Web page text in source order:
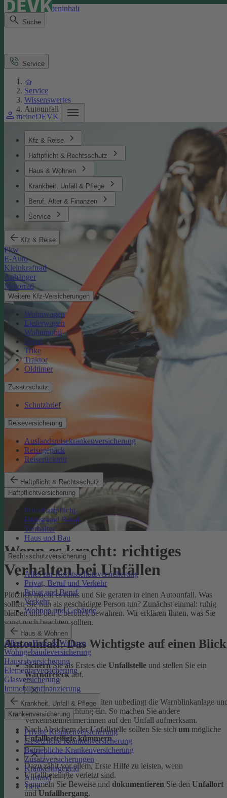
Direkt zum Seiteninhalt
Suche
meineDEVK
Kfz & Reise
Haftpflicht & Rechtsschutz
Haus & Wohnen
Krankheit, Unfall & Pflege
Beruf, Alter & Finanzen
Service
Kfz & Reise
Pkw
E-Auto
Kleinkraftrad
Anhänger
Motorrad
Weitere Kfz-Versicherungen
Wohnwagen
Lieferwagen
Wohnmobil
Quad
Trike
Traktor
Oldtimer
Zusatzschutz
Schutzbrief
Reiseversicherung
Auslandsreisekrankenversicherung
Reisegepäck
Reiserücktritt
Haftpflicht & Rechtsschutz
Haftpflichtversicherung
Privathaftpflicht
Dienst und Beruf
Tierhalter
Haus und Bau
Rechtsschutzversicherung
Alles zur Rechtsschutzversicherung
Privat, Beruf und Verkehr
Privat und Beruf
Verkehr
Wohnen und Gebäude
Haus & Wohnen
Alles zu Haus & Wohnen
Wohngebäudeversicherung
Hausratversicherung
Elementarversicherung
Glasversicherung
Immobilienfinanzierung
Krankheit, Unfall & Pflege
Krankenversicherung
Private Krankenversicherung
Gesetzliche Krankenversicherung
Betriebliche Krankenversicherung
Zusatzversicherungen
Krankentagegeld
Ausland
Tiere
Service
Service
Wissenswertes
Autounfall
Wenn es kracht: richtiges
Verhalten bei Unfällen
Plötzlich macht es rums und Sie geraten in einen Autounfall. Was
sollten Sie nun als geschädigte Person tun? Zunächst einmal: ruhig
bleiben und den Überblick bewahren. Wir erklären Ihnen, was Sie
sonst noch beachten sollten.
Autounfall: Das Wichtigste auf einen Blick
SichernSie als Erstes die Unfallstelle und stellen Sie ein
Warndreieckauf.
Schalten Sie beim Anhalten unbedingt die Warnblinkanlage
Fahrzeugbeleuchtung ein. So machen Sie andere
Verkehrsteilnehmer:innen auf den Unfall aufmerksam.
Nach Absichern der Unfallstelle sollten Sie sich um mögliche
Unfallbeteiligte kümmern.
Dazu zählt vor allem, Erste Hilfe zu leisten, wenn
Unfallbeteiligte verletzt sind.
Sammeln Sie Beweise und dokumentieren Sie den Unfallort
undUnfallhergang.